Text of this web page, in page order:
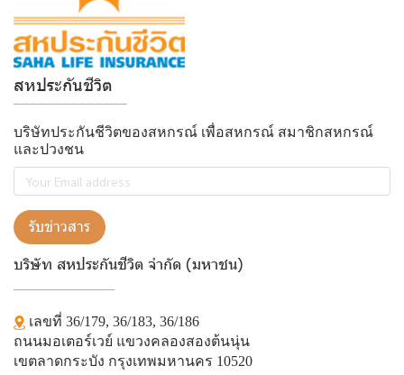
สหประกันชีวิต
บริษัทประกันชีวิตของสหกรณ์ เพื่อสหกรณ์ สมาชิกสหกรณ์
และปวงชน
รับข่าวสาร
บริษัท สหประกันชีวิต จำกัด (มหาชน)
เลขที่ 36/179, 36/183, 36/186
ถนนมอเตอร์เวย์ แขวงคลองสองต้นนุ่น
เขตลาดกระบัง กรุงเทพมหานคร 10520